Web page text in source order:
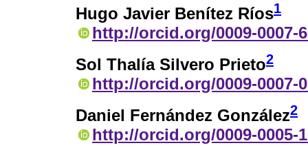
Hugo Javier Benítez Ríos1
http://orcid.org/0009-0007-
Sol Thalía Silvero Prieto2
http://orcid.org/0009-0007-
Daniel Fernández González2
http://orcid.org/0009-0005-